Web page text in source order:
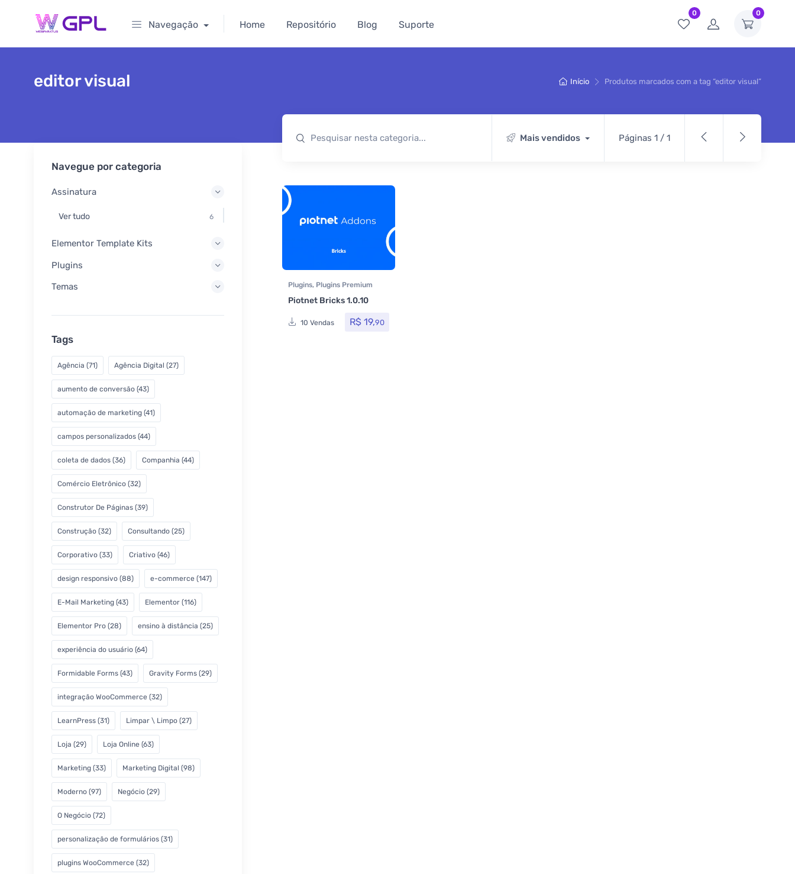
0 0
Navegação Home Repositório Blog Suporte
Início Produtos marcados com a tag “editor visual”
editor visual
Mais vendidos Páginas 1 / 1
Plugins, Plugins Premium
Piotnet Bricks 1.0.10
10 Vendas R$19,90
Navegue por categoria
Assinatura
Ver tudo 6
Elementor Template Kits
Plugins
Temas
Tags
Agência (71) Agência Digital (27)
aumento de conversão (43)
automação de marketing (41)
campos personalizados (44)
coleta de dados (36) Companhia (44)
Comércio Eletrônico (32)
Construtor De Páginas (39)
Construção (32) Consultando (25)
Corporativo (33) Criativo (46)
design responsivo (88) e-commerce (147)
E-Mail Marketing (43) Elementor (116)
Elementor Pro (28) ensino à distância (25)
experiência do usuário (64)
Formidable Forms (43) Gravity Forms (29)
integração WooCommerce (32)
LearnPress (31) Limpar \ Limpo (27)
Loja (29) Loja Online (63)
Marketing (33) Marketing Digital (98)
Moderno (97) Negócio (29)
O Negócio (72)
personalização de formulários (31)
plugins WooCommerce (32)